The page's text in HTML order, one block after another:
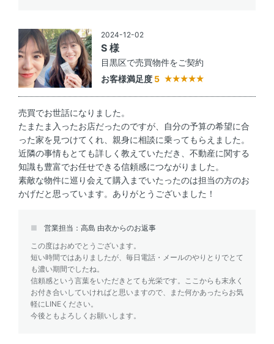
2024-12-02
S 様
目黒区で売買物件をご契約
お客様満足度 5
売買でお世話になりました。
たまたま入ったお店だったのですが、自分の予算の希望に合
った家を見つけてくれ、親身に相談に乗ってもらえました。
近隣の事情もとても詳しく教えていただき、不動産に関する
知識も豊富でお任せできる信頼感につながりました。
素敵な物件に巡り会えて購入までいたったのは担当の方のお
かげだと思っています。ありがとうございました！
営業担当：高島 由衣からのお返事
この度はおめでとうございます。
短い時間ではありましたが、毎日電話・メールのやりとりでとて
も濃い期間でしたね。
信頼感という言葉をいただきとても光栄です。ここからも末永く
お付き合いしていければと思いますので、また何かあったらお気
軽にLINEください。
今後ともよろしくお願いします。